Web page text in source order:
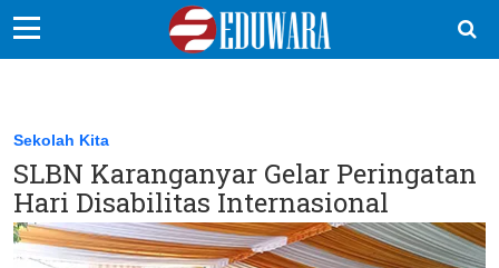
Sekolah Kita
Vokasi
Kampus
Idea
Sekolah Kita
SLBN Karanganyar Gelar Peringatan
Hari Disabilitas Internasional